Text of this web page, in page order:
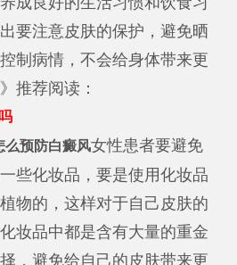
要注意皮肤的保护，避免晒
制病情，不会给身体带来更
推荐阅读：
么预防白癜风女性患者要避免
些化妆品，要是使用化妆品
物的，这样对于自己皮肤的
妆品中都是含有大量的重金
，避免给自己的皮肤带来更